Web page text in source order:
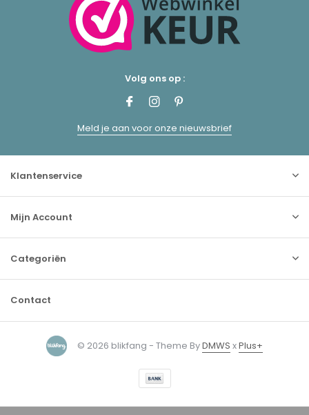
Volg ons op :
Meld je aan voor onze nieuwsbrief
Klantenservice
Mijn Account
Categoriën
Contact
© 2026 blikfang - Theme ByDMWS xPlus+